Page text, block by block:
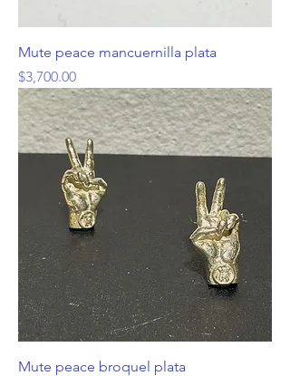
Mute peace mancuernilla plata
Precio
$3,700.00
Mute peace broquel plata